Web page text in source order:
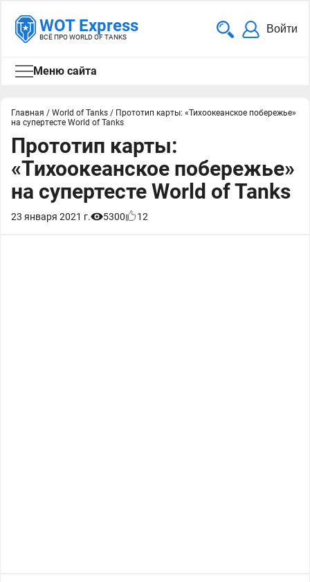
WOT Express
ВСЁ ПРО WORLD OF TANKS
Войти
Меню сайта
Главная / World of Tanks / Прототип карты: «Тихоокеанское побережье»
на супертесте World of Tanks
Прототип карты:
«Тихоокеанское побережье»
на супертесте World of Tanks
23 января 2021 г. 5300 12